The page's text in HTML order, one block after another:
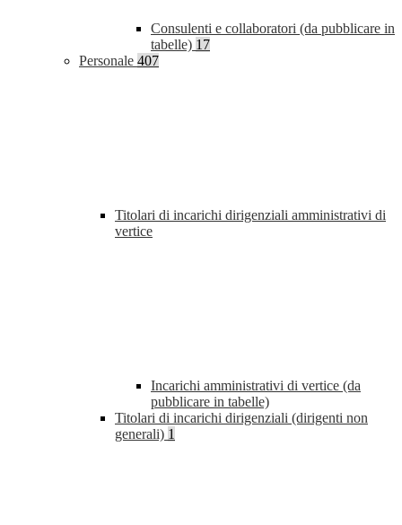
Consulenti e collaboratori (da pubblicare in
tabelle) 17
Personale 407
Titolari di incarichi dirigenziali amministrativi di
vertice
Incarichi amministrativi di vertice (da
pubblicare in tabelle)
Titolari di incarichi dirigenziali (dirigenti non
generali) 1